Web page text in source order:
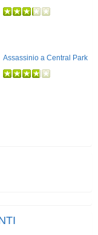
Assassinio a Central Park